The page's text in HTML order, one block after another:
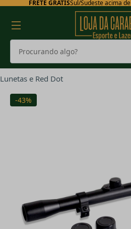
FRETE GRÁTISSul/Sudeste acima de
Lunetas e Red Dot
-43%